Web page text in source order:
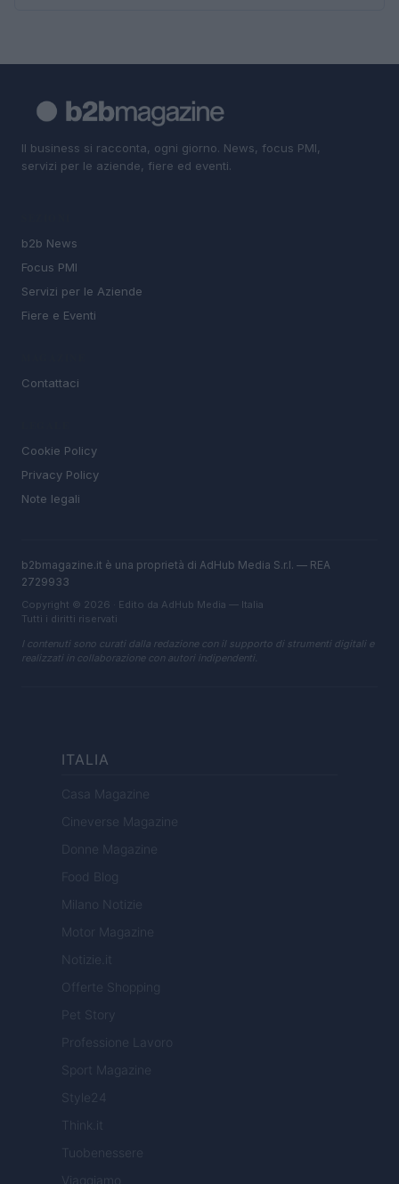
Il business si racconta, ogni giorno. News, focus PMI,
servizi per le aziende, fiere ed eventi.
b2b News
Focus PMI
Servizi per le Aziende
Fiere e Eventi
Contattaci
Cookie Policy
Privacy Policy
Note legali
b2bmagazine.it è una proprietà di AdHub Media S.r.l. — REA
2729933
Copyright © 2026 · Edito da AdHub Media — Italia
Tutti i diritti riservati
I contenuti sono curati dalla redazione con il supporto di strumenti digitali e
realizzati in collaborazione con autori indipendenti.
ITALIA
Casa Magazine
Cineverse Magazine
Donne Magazine
Food Blog
Milano Notizie
Motor Magazine
Notizie.it
Offerte Shopping
Pet Story
Professione Lavoro
Sport Magazine
Style24
Think.it
Tuobenessere
Viaggiamo